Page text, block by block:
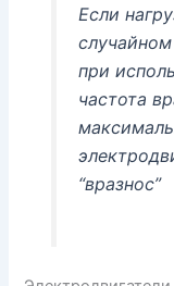
Если
при
частота
“вразнос”